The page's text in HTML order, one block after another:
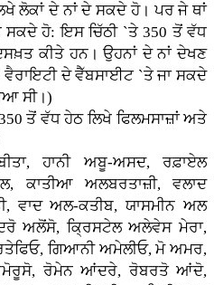
ਲੋਕਾਂ ਦੇ ਨਾਂ ਦੇ ਸਕਦੇ ਹੋ। ਪਰ ਜੇ ਥਾਂ
ਸਕਦੇ ਹੋ: ਇਸ ਚਿੱਠੀ `ਤੇ 350 ਤੋਂ ਵੱਧ
ਕੀਤੇ ਹਨ। ਉਹਨਾਂ ਦੇ ਨਾਂ ਦੇਖਣ
ਦੇ ਵੈੱਬਸਾਈਟ `ਤੇ ਜਾ ਸਕਦੇ
ਸੀ।)
ਤੋਂ ਵੱਧ ਹੇਠ ਲਿਖੇ ਫਿਲਮਸਾਜ਼ਾਂ ਅਤੇ
ਹਾਨੀ ਅਬੂ-ਅਸਦ, ਰਫ਼ਾਏਲ
ਕਾਤੀਆ ਅਲਬਰਤਾਜ਼ੀ, ਵਲਾਦ
ਵਾਦ ਅਲ-ਕਤੀਬ, ਯਾਸਮੀਨ ਅਲ
ਅਲੋਂਸੋ, ਕ੍ਰਿਸਟੇਲ ਅਲੇਵੇਸ ਮੇਰਾ,
ਗਿਆਨੀ ਅਮੇਲੀਓ, ਮੋ ਅਮਰ,
ਰੋਮੇਨ ਆਂਦਰੇ, ਰੋਬਰਤੋ ਆਂਦੋ,